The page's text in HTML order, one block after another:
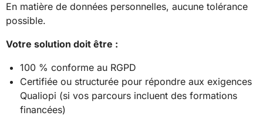
En matière de données personnelles, aucune tolérance
possible.
Votre solution doit être :
100 % conforme au RGPD
Certifiée ou structurée pour répondre aux exigences
Qualiopi (si vos parcours incluent des formations
financées)